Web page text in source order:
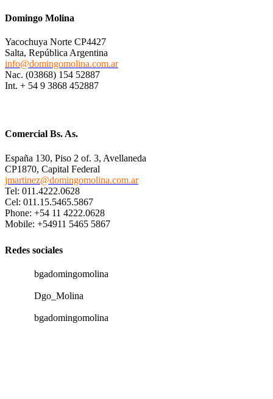
Domingo Molina
Yacochuya Norte CP4427
Salta, República Argentina
info@domingomolina.com.ar
Nac. (03868) 154 52887
Int. + 54 9 3868 452887
Comercial Bs. As.
España 130, Piso 2 of. 3, Avellaneda
CP1870, Capital Federal
jmartinez@domingomolina.com.ar
Tel: 011.4222.0628
Cel: 011.15.5465.5867
Phone: +54 11 4222.0628
Mobile: +54911 5465 5867
Redes sociales
bgadomingomolina
Dgo_Molina
bgadomingomolina